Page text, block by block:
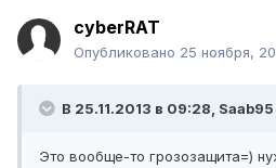
cyberRAT
Опубликовано 25 ноября,
В 25.11.2013 в 09:28, Saab95
Это вообще-то грозозащита=)